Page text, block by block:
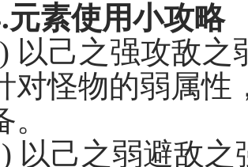
元素使用小攻略
以己之强攻敌之
对怪物的弱属性
。
以己之弱避敌之